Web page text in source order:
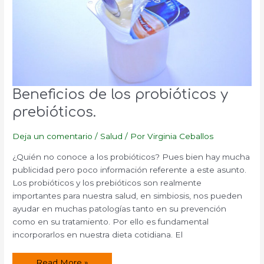
Beneficios de los probióticos y
prebióticos.
Deja un comentario / Salud / PorVirginia Ceballos
¿Quién no conoce a los probióticos? Pues bien hay mucha
publicidad pero poco información referente a este asunto.
Los probióticos y los prebióticos son realmente
importantes para nuestra salud, en simbiosis, nos pueden
ayudar en muchas patologías tanto en su prevención
como en su tratamiento. Por ello es fundamental
incorporarlos en nuestra dieta cotidiana. El
Beneficios